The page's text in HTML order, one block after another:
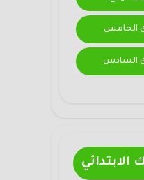
الخامس
السادس
الابتدائي